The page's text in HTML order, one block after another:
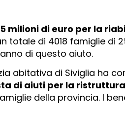
milioni di euro per la
totale di 4018 famiglie di
di questo aiuto.
abitativa di Siviglia ha
di aiuti per la
della provincia. I